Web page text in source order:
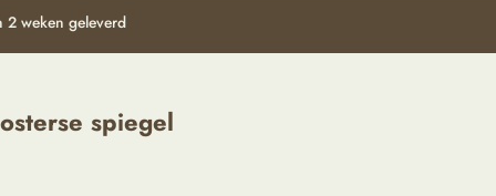
weken geleverd
spiegel